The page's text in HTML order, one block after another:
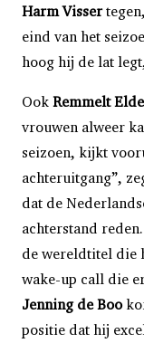
Harm Visser
eind van het
hoog hij de lat
Ook Remmelt
vrouwen alweer
seizoen, kijkt
achteruitgang”,
dat de
achterstand
de wereldtitel die
wake-up call die
Jenning de Boo
positie dat hij